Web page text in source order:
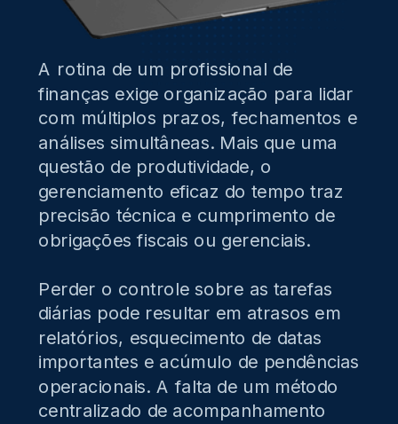
A rotina de um profissional de
finanças exige organização para lidar
com múltiplos prazos, fechamentos e
análises simultâneas. Mais que uma
questão de produtividade, o
gerenciamento eficaz do tempo traz
precisão técnica e cumprimento de
obrigações fiscais ou gerenciais.
Perder o controle sobre as tarefas
diárias pode resultar em atrasos em
relatórios, esquecimento de datas
importantes e acúmulo de pendências
operacionais. A falta de um método
centralizado de acompanhamento